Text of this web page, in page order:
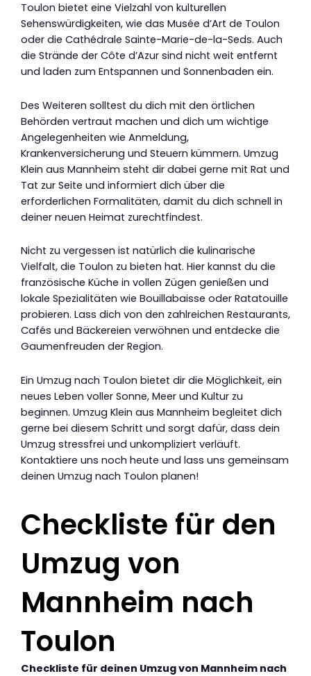
Toulon bietet eine Vielzahl von kulturellen
Sehenswürdigkeiten, wie das Musée d’Art de Toulon
oder die Cathédrale Sainte-Marie-de-la-Seds. Auch
die Strände der Côte d’Azur sind nicht weit entfernt
und laden zum Entspannen und Sonnenbaden ein.
Des Weiteren solltest du dich mit den örtlichen
Behörden vertraut machen und dich um wichtige
Angelegenheiten wie Anmeldung,
Krankenversicherung und Steuern kümmern. Umzug
Klein aus Mannheim steht dir dabei gerne mit Rat und
Tat zur Seite und informiert dich über die
erforderlichen Formalitäten, damit du dich schnell in
deiner neuen Heimat zurechtfindest.
Nicht zu vergessen ist natürlich die kulinarische
Vielfalt, die Toulon zu bieten hat. Hier kannst du die
französische Küche in vollen Zügen genießen und
lokale Spezialitäten wie Bouillabaisse oder Ratatouille
probieren. Lass dich von den zahlreichen Restaurants,
Cafés und Bäckereien verwöhnen und entdecke die
Gaumenfreuden der Region.
Ein Umzug nach Toulon bietet dir die Möglichkeit, ein
neues Leben voller Sonne, Meer und Kultur zu
beginnen. Umzug Klein aus Mannheim begleitet dich
gerne bei diesem Schritt und sorgt dafür, dass dein
Umzug stressfrei und unkompliziert verläuft.
Kontaktiere uns noch heute und lass uns gemeinsam
deinen Umzug nach Toulon planen!
Checkliste für den
Umzug von
Mannheim nach
Toulon
Checkliste für deinen Umzug von Mannheim nach